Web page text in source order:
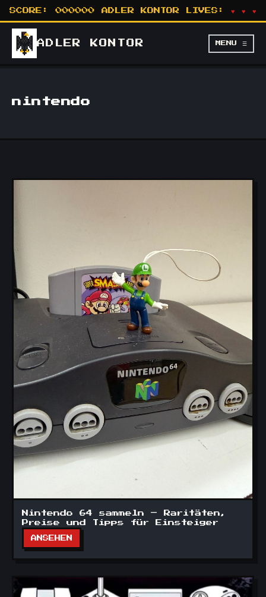
SCORE: 000000 ADLER KONTOR LIVES: ♥ ♥ ♥
ADLER KONTOR MENU ☰
nintendo
Nintendo 64 sammeln – Raritäten,
Preise und Tipps für Einsteiger
ANSEHEN